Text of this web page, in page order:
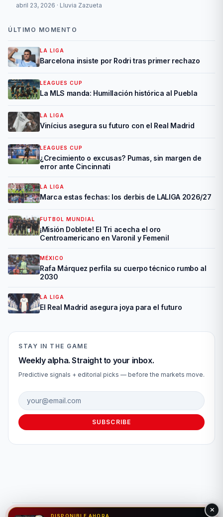
abril 23, 2026 · Lluvia Zazueta
ÚLTIMO MOMENTO
LA LIGA
Barcelona insiste por Rodri tras primer rechazo
LEAGUES CUP
La MLS manda: Humillación histórica al Puebla
LA LIGA
Vinícius asegura su futuro con el Real Madrid
LEAGUES CUP
¿Crecimiento o excusas? Pumas, sin margen de
error ante Cincinnati
LA LIGA
Marca estas fechas: los derbis de LALIGA 2026/27
FUTBOL MUNDIAL
¡Misión Doblete! El Tri acecha el oro
Centroamericano en Varonil y Femenil
MÉXICO
Rafa Márquez perfila su cuerpo técnico rumbo al
2030
LA LIGA
El Real Madrid asegura joya para el futuro
STAY IN THE GAME
Weekly alpha. Straight to your inbox.
Predictive signals + editorial picks — before the markets move.
Email address
SUBSCRIBE